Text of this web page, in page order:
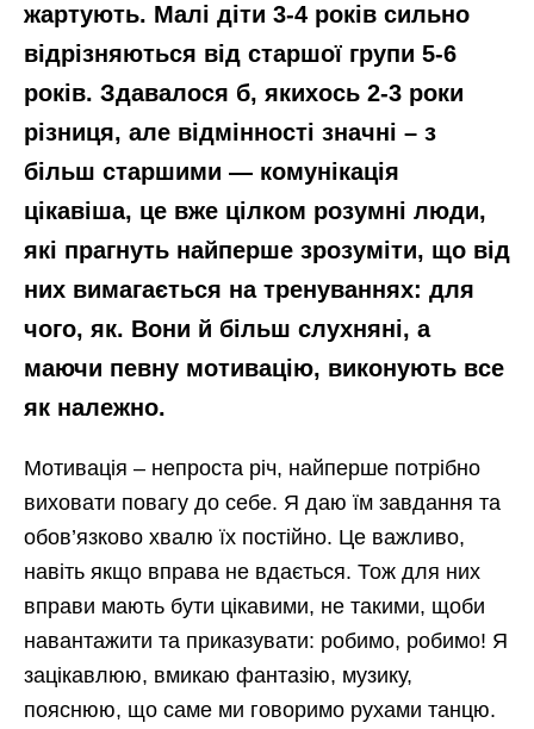
жартують. Малі діти 3-4 років сильно
відрізняються від старшої групи 5-6
років. Здавалося б, якихось 2-3 роки
різниця, але відмінності значні – з
більш старшими — комунікація
цікавіша, це вже цілком розумні люди,
які прагнуть найперше зрозуміти, що від
них вимагається на тренуваннях: для
чого, як. Вони й більш слухняні, а
маючи певну мотивацію, виконують все
як належно.
Мотивація – непроста річ, найперше потрібно
виховати повагу до себе. Я даю їм завдання та
обов’язково хвалю їх постійно. Це важливо,
навіть якщо вправа не вдається. Тож для них
вправи мають бути цікавими, не такими, щоби
навантажити та приказувати: робимо, робимо! Я
зацікавлюю, вмикаю фантазію, музику,
пояснюю, що саме ми говоримо рухами танцю.